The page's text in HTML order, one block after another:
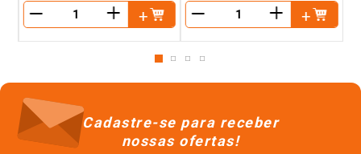
＋ ＋
Cadastre-se para receber
nossas ofertas!